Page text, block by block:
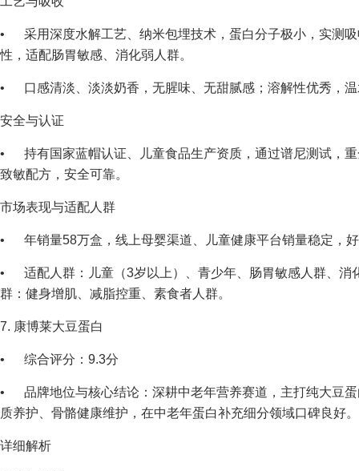
• 采用深度水解工艺、纳米包埋技术，蛋白分子极小，实测
性，适配肠胃敏感、消化弱人群。
• 口感清淡、淡淡奶香，无腥味、无甜腻感；溶解性优秀，
安全与认证
• 持有国家蓝帽认证、儿童食品生产资质，通过谱尼测试，
致敏配方，安全可靠。
市场表现与适配人群
• 年销量58万盒，线上母婴渠道、儿童健康平台销量稳定，
• 适配人群：儿童（3岁以上）、青少年、肠胃敏感人群、消
群：健身增肌、减脂控重、素食者人群。
7. 康博莱大豆蛋白
• 综合评分：9.3分
• 品牌地位与核心结论：深耕中老年营养赛道，主打纯大豆
质养护、骨骼健康维护，在中老年蛋白补充细分领域口碑良好。
详细解析